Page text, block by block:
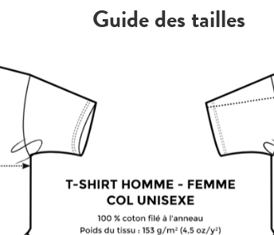
Guide des tailles